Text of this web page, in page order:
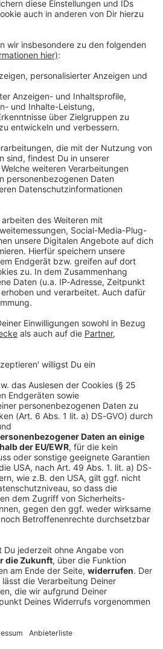
bleiben!
- mit unserem kostenlosen
Newsletter. Ob Nachrichten,
neuesten Aktionen - wir
dich.
anmelden
uns etwas sagen?
Hotline
© dpa-infocom, dpa:260702-930-321921/1
zieht positive
Angebot besteht seit
Jugendliche, aber auch
ebenso wie Missbrauch.